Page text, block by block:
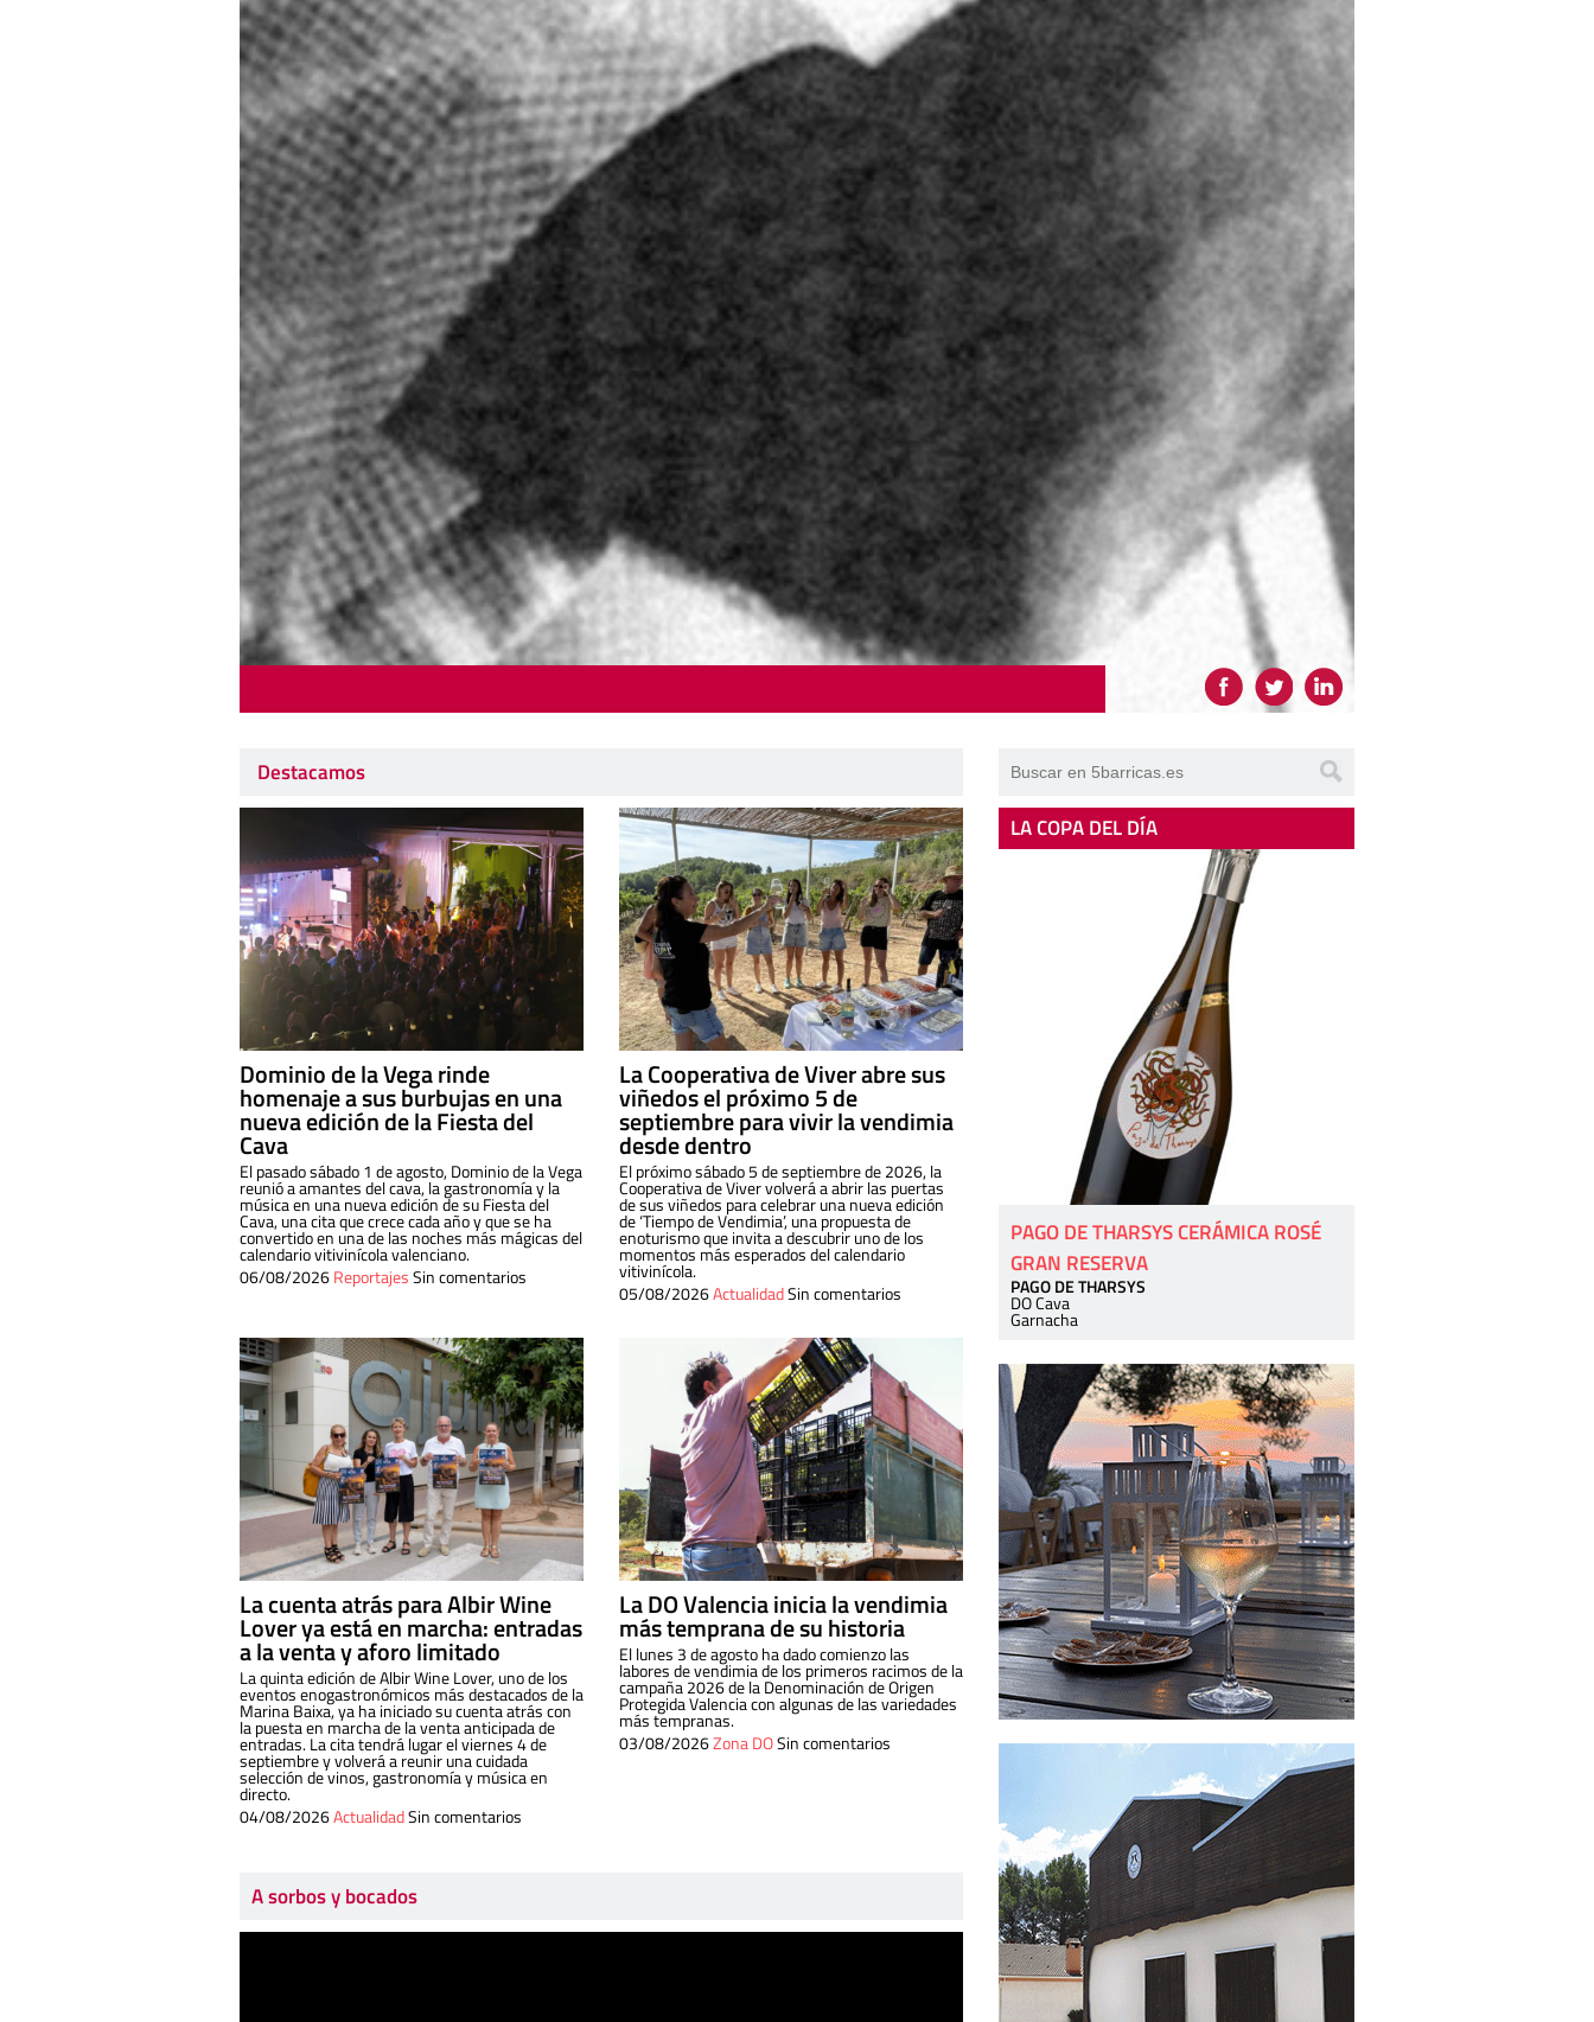
Destacamos
Dominio de la Vega rinde
homenaje a sus burbujas en una
nueva edición de la Fiesta del
Cava
El pasado sábado 1 de agosto, Dominio de la Vega
reunió a amantes del cava, la gastronomía y la
música en una nueva edición de su Fiesta del
Cava, una cita que crece cada año y que se ha
convertido en una de las noches más mágicas del
calendario vitivinícola valenciano.
06/08/2026ReportajesSin comentarios
La Cooperativa de Viver abre sus
viñedos el próximo 5 de
septiembre para vivir la vendimia
desde dentro
El próximo sábado 5 de septiembre de 2026, la
Cooperativa de Viver volverá a abrir las puertas
de sus viñedos para celebrar una nueva edición
de ‘Tiempo de Vendimia’, una propuesta de
enoturismo que invita a descubrir uno de los
momentos más esperados del calendario
vitivinícola.
05/08/2026ActualidadSin comentarios
La cuenta atrás para Albir Wine
Lover ya está en marcha: entradas
a la venta y aforo limitado
La quinta edición de Albir Wine Lover, uno de los
eventos enogastronómicos más destacados de la
Marina Baixa, ya ha iniciado su cuenta atrás con
la puesta en marcha de la venta anticipada de
entradas. La cita tendrá lugar el viernes 4 de
septiembre y volverá a reunir una cuidada
selección de vinos, gastronomía y música en
directo.
04/08/2026ActualidadSin comentarios
La DO Valencia inicia la vendimia
más temprana de su historia
El lunes 3 de agosto ha dado comienzo las
labores de vendimia de los primeros racimos de la
campaña 2026 de la Denominación de Origen
Protegida Valencia con algunas de las variedades
más tempranas.
03/08/2026Zona DOSin comentarios
A sorbos y bocados
LA COPA DEL DÍA
PAGO DE THARSYS CERÁMICA ROSÉ
GRAN RESERVA
PAGO DE THARSYS
DO Cava
Garnacha